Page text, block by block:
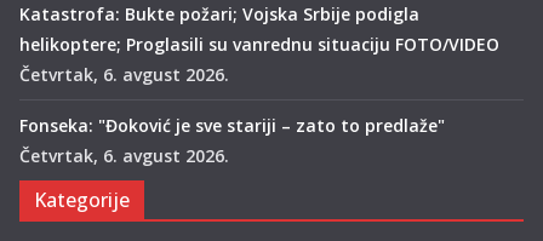
Katastrofa: Bukte požari; Vojska Srbije podigla
helikoptere; Proglasili su vanrednu situaciju FOTO/VIDEO
Četvrtak, 6. avgust 2026.
Fonseka: "Đoković je sve stariji – zato to predlaže"
Četvrtak, 6. avgust 2026.
Kategorije